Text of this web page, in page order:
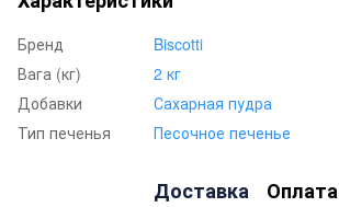
Бренд
Biscotti
Вага (кг)
2 кг
Добавки
Сахарная пудра
Тип печенья
Песочное печенье
Доставка Оплата